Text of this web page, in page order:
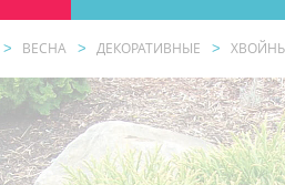
ВЕСНА ДЕКОРАТИВНЫЕ